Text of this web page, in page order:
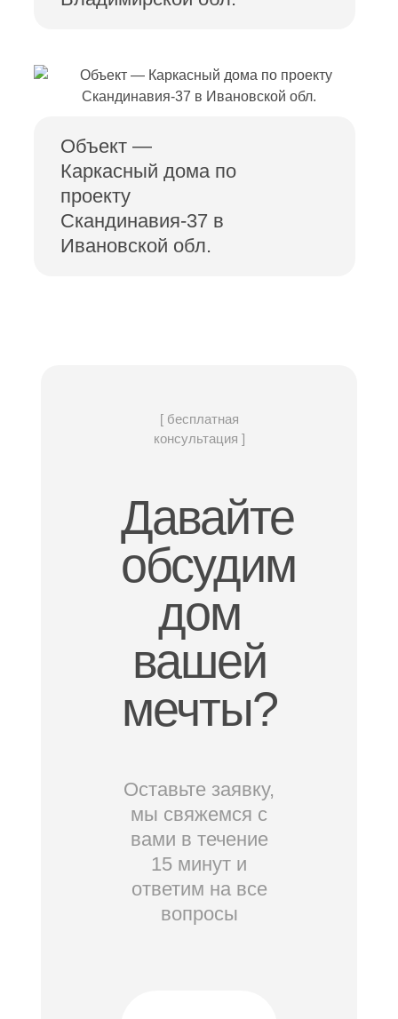
Объект —
Каркасный дома по
проекту
Скандинавия-37 в
Ивановской обл.
[ бесплатная
консультация ]
Давайте
обсудим
дом
вашей
мечты?
Оставьте заявку,
мы свяжемся с
вами в течение
15 минут и
ответим на все
вопросы